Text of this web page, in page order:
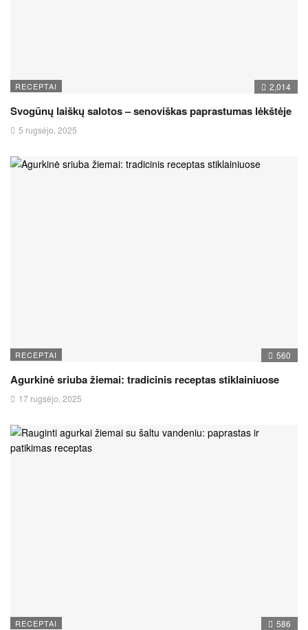
RECEPTAI 2,014
Svogūnų laiškų salotos – senoviškas paprastumas lėkštėje
5 rugsėjo, 2025
RECEPTAI 560
Agurkinė sriuba žiemai: tradicinis receptas stiklainiuose
17 rugsėjo, 2025
RECEPTAI 586